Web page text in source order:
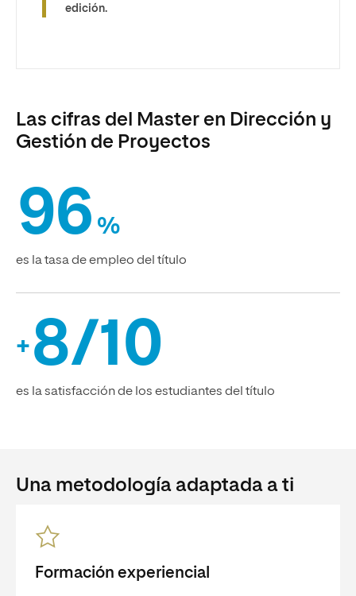
edición.
Las cifras del Master en Dirección y
Gestión de Proyectos
96 %
es la tasa de empleo del título
+ 8/10
es la satisfacción de los estudiantes del título
Una metodología adaptada a ti
Formación experiencial